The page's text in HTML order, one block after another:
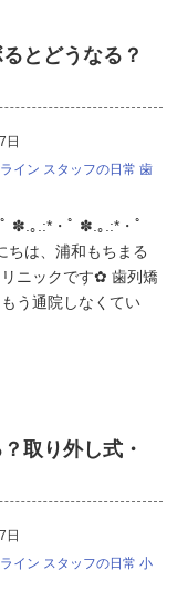
とどうなる？
日
イン スタッフの日常 歯
✽.｡.:*・ﾟ ✽.｡.:*・ﾟ
は、浦和もちまる
ニックです✿ 歯列矯
う通院しなくてい
取り外し式・
日
イン スタッフの日常 小